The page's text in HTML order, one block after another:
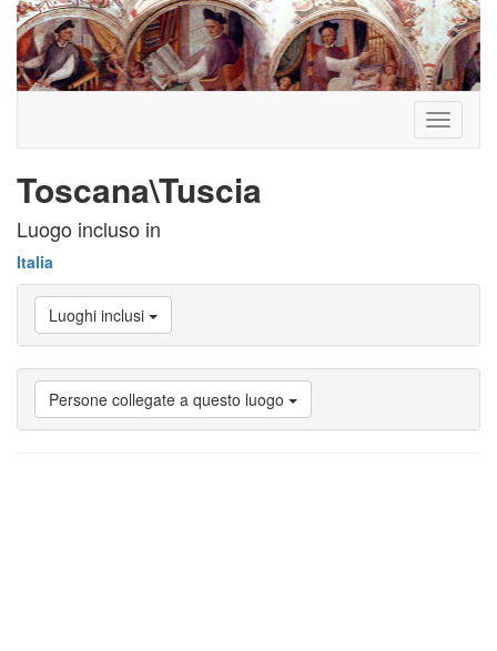
Toggle
Toscana\Tuscia
Luogo incluso in
Italia
Luoghi inclusi
Persone collegate a questo luogo